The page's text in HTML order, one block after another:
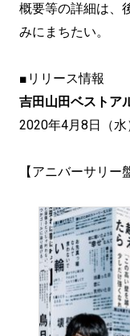
概要等の詳細は、
みにまちたい。
■リリース情報
吉田山田ベストア
2020年4月8日（水
【アニバーサリー